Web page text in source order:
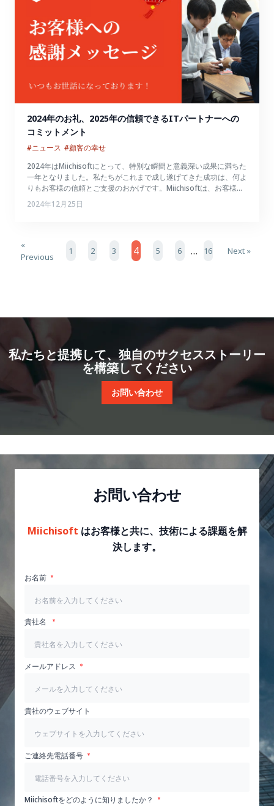
2024年のお礼、2025年の信頼できるITパートナーへの
コミットメント
#ニュース #顧客の幸せ
2024年はMiichisoftにとって、特別な瞬間と意義深い成果に満ちた
一年となりました。私たちがこれまで成し遂げてきた成功は、何よ
りもお客様の信頼とご支援のおかげです。Miichisoftは、お客様が
信頼できるITパートナーとして、私たちを選んでいただいたこと
に、心から感謝申し上げます。
2024年12月25日
«
Previous
1 2 3 4 5 6 … 16 Next »
私たちと提携して、独自のサクセスストーリー
を構築してください
お問い合わせ
お問い合わせ
Miichisoft はお客様と共に、技術による課題を解
決します。
お名前
貴社名
メールアドレス
貴社のウェブサイト
ご連絡先電話番号
Miichisoftをどのように知りましたか？